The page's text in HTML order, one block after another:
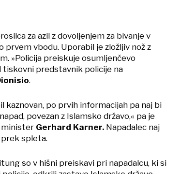
za azil z dovoljenjem za bivanje v
vbodu. Uporabil je zložljiv nož z
»Policija preiskuje osumljenčevo
tiskovni predstavnik policije na
.
po prvih informacijah pa naj bi
povezan z Islamsko državo,« pa je
minister Gerhard Karner. Napadalec naj
prek spleta.
so v hišni preiskavi pri napadalcu, ki si